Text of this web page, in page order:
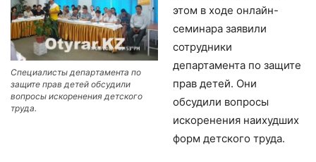
Специалисты департамента по
защите прав детей обсудили
вопросы искоренения детского
труда.
этом в ходе онлайн-
семинара заявили
сотрудники
департамента по защите
прав детей. Они
обсудили вопросы
искоренения наихудших
форм детского труда.